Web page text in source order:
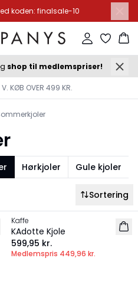
koden: finalsale-10
Log ind
shop til medlemspriser!
V. KØB OVER 499 KR.
Hørkjoler Gule kjoler
Sortering
NYHED
MEMBERS DEAL | 25%
Kaffe
KAdotte Kjole
599,95 kr.
Medlemspris 449,96 kr.